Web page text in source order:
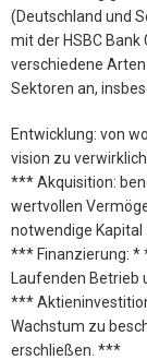
(Deutschland und
mit der HSBC
verschiedene
Sektoren an,
Entwicklung: von
vision zu
*** Akquisition:
wertvollen
notwendige Kapital
*** Finanzierung: *
Laufenden Betrieb
***
Wachstum zu
erschließen. ***